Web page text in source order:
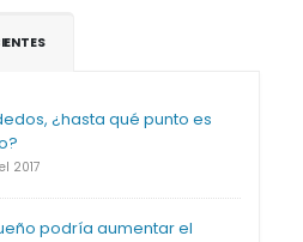
¿hasta qué punto es
2017
podría aumentar el